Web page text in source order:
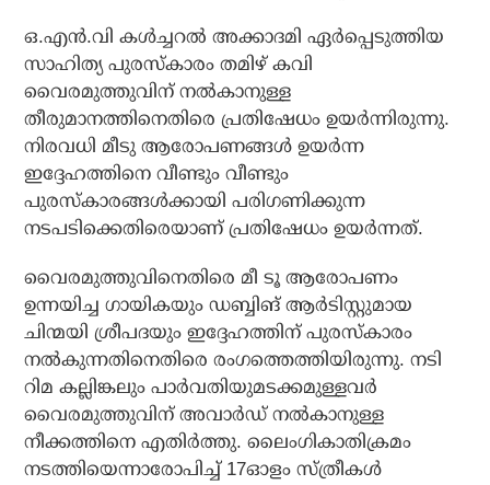
ഒ.എന്‍.വി കള്‍ച്ചറല്‍ അക്കാദമി ഏര്‍പ്പെടുത്തിയ
സാഹിത്യ പുരസ്‌കാരം തമിഴ് കവി
വൈരമുത്തുവിന് നല്‍കാനുള്ള
തീരുമാനത്തിനെതിരെ പ്രതിഷേധം ഉയര്‍ന്നിരുന്നു.
നിരവധി മീടു ആരോപണങ്ങള്‍ ഉയര്‍ന്ന
ഇദ്ദേഹത്തിനെ വീണ്ടും വീണ്ടും
പുരസ്‌കാരങ്ങള്‍ക്കായി പരിഗണിക്കുന്ന
നടപടിക്കെതിരെയാണ് പ്രതിഷേധം ഉയര്‍ന്നത്.
വൈരമുത്തുവിനെതിരെ മീ ടൂ ആരോപണം
ഉന്നയിച്ച ഗായികയും ഡബ്ബിങ് ആര്‍ടിസ്റ്റുമായ
ചിന്മയി ശ്രീപദയും ഇദ്ദേഹത്തിന് പുരസ്‌കാരം
നല്‍കുന്നതിനെതിരെ രംഗത്തെത്തിയിരുന്നു. നടി
റിമ കല്ലിങ്കലും പാര്‍വതിയുമടക്കമുള്ളവര്‍
വൈരമുത്തുവിന് അവാര്‍ഡ് നല്‍കാനുള്ള
നീക്കത്തിനെ എതിര്‍ത്തു. ലൈംഗികാതിക്രമം
നടത്തിയെന്നാരോപിച്ച് 17ഓളം സ്ത്രീകള്‍